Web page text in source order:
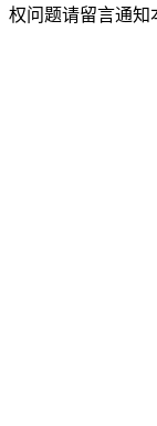
权问题请留言通知